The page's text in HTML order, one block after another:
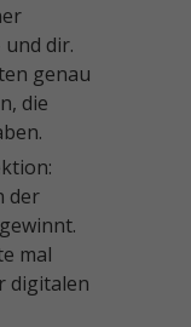
dir.
genau
die
der
mal
digitalen